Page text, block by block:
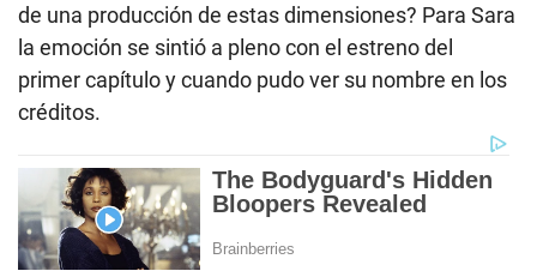
de una producción de estas dimensiones? Para Sara
la emoción se sintió a pleno con el estreno del
primer capítulo y cuando pudo ver su nombre en los
créditos.